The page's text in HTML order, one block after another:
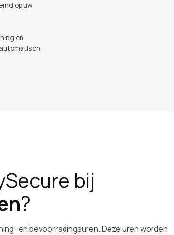
op uw
en
bij
?
en bevoorradingsuren. Deze uren worden